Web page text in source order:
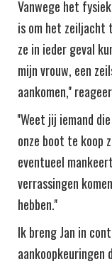
Vanwege het
is om het zeiljacht
ze in ieder geval
mijn vrouw, een
aankomen,''
''Weet jij iemand
onze boot te koop
eventueel
verrassingen
hebben.''
Ik breng Jan in
aankoopkeuringen